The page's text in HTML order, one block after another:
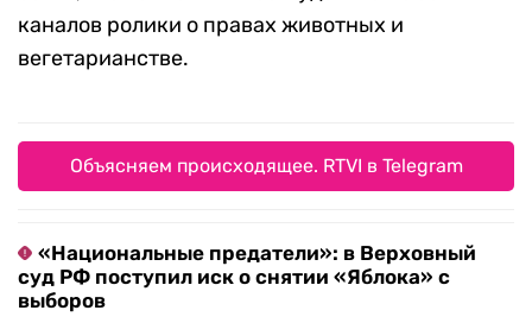
каналов ролики о правах животных и
вегетарианстве.
Объясняем происходящее. RTVI в Telegram
«Национальные предатели»: в Верховный
суд РФ поступил иск о снятии «Яблока» с
выборов